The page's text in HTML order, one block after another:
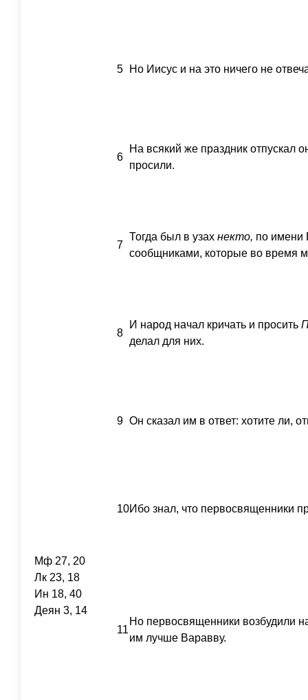
5 Но Иисус и на это ничего не
6
На всякий же праздник отпускал
просили.
7
Тогда был в узах некто, по имени
сообщниками, которые во время
8
И народ начал кричать и просить
делал для них.
9 Он сказал им в ответ: хотите ли,
10Ибо знал, что первосвященники
Мф 27, 20
Лк 23, 18
Ин 18, 40
Деян 3, 14
11
Но первосвященники возбудили
им лучше Варавву.